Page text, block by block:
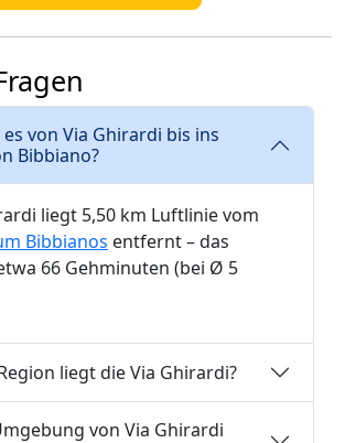
von Via Ghirardi bis ins
Bibbiano?
liegt 5,50 km Luftlinie vom
Bibbianos entfernt – das
66 Gehminuten (bei Ø 5
liegt die Via Ghirardi?
von Via Ghirardi